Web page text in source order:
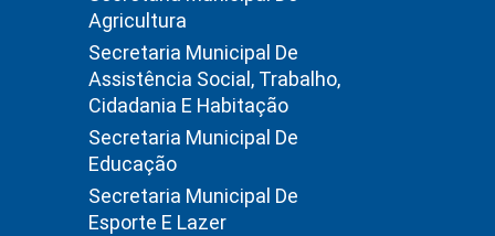
Agricultura
Secretaria Municipal De
Assistência Social, Trabalho,
Cidadania E Habitação
Secretaria Municipal De
Educação
Secretaria Municipal De
Esporte E Lazer